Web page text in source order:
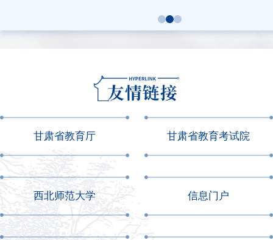
甘肃省教育厅 甘肃省教育考试院
西北师范大学 信息门户